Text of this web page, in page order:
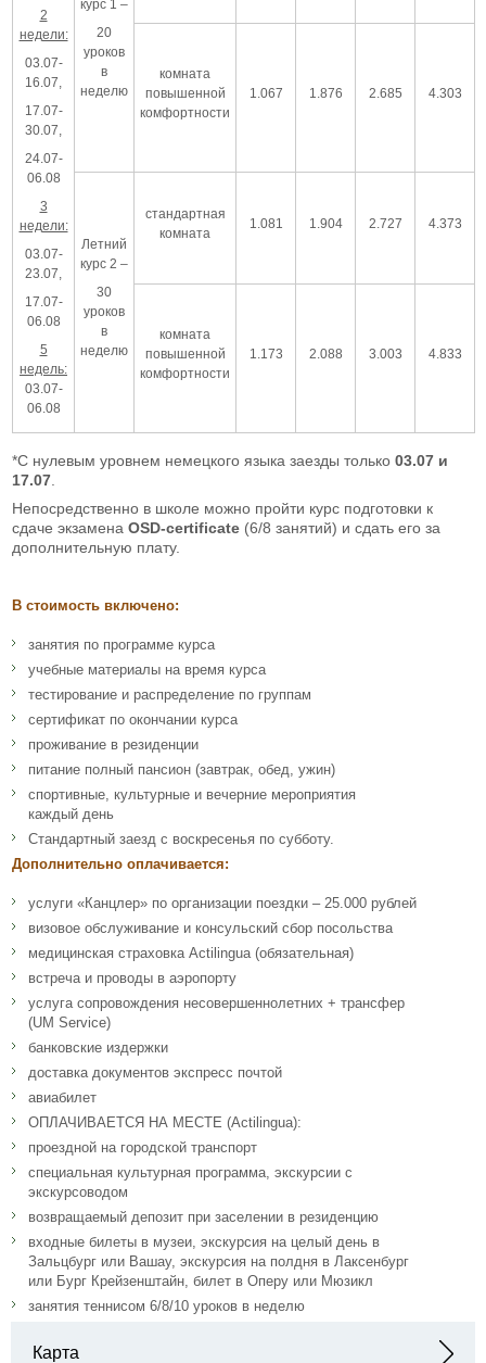
2
недели:
03.07-
16.07,
17.07-
30.07,
24.07-
06.08
3
недели:
03.07-
23.07,
17.07-
06.08
5
недель:
03.07-
06.08
курс 1 –
20
уроков
в
неделю
комната
повышенной
комфортности
1.067 1.876 2.685 4.303
Летний
курс 2 –
30
уроков
в
неделю
стандартная
комната
1.081 1.904 2.727 4.373
комната
повышенной
комфортности
1.173 2.088 3.003 4.833
*С нулевым уровнем немецкого языка заезды только 03.07 и
17.07
Непосредственно в школе можно пройти курс подготовки к
сдаче экзамена OSD-certificate (6/8 занятий) и сдать его за
дополнительную плату.
В стоимость включено:
занятия по программе курса
учебные материалы на время курса
тестирование и распределение по группам
сертификат по окончании курса
проживание в резиденции
питание полный пансион (завтрак, обед, ужин)
спортивные, культурные и вечерние мероприятия
каждый день
Стандартный заезд с воскресенья по субботу.
Дополнительно оплачивается:
услуги «Канцлер» по организации поездки – 25.000 рублей
визовое обслуживание и консульский сбор посольства
медицинская страховка Actilingua (обязательная)
встреча и проводы в аэропорту
услуга сопровождения несовершеннолетних + трансфер
(UM Service)
банковские издержки
доставка документов экспресс почтой
авиабилет
ОПЛАЧИВАЕТСЯ НА МЕСТЕ (Actilingua):
проездной на городской транспорт
специальная культурная программа, экскурсии с
экскурсоводом
возвращаемый депозит при заселении в резиденцию
входные билеты в музеи, экскурсия на целый день в
Зальцбург или Вашау, экскурсия на полдня в Лаксенбург
или Бург Крейзенштайн, билет в Оперу или Мюзикл
занятия теннисом 6/8/10 уроков в неделю
Карта